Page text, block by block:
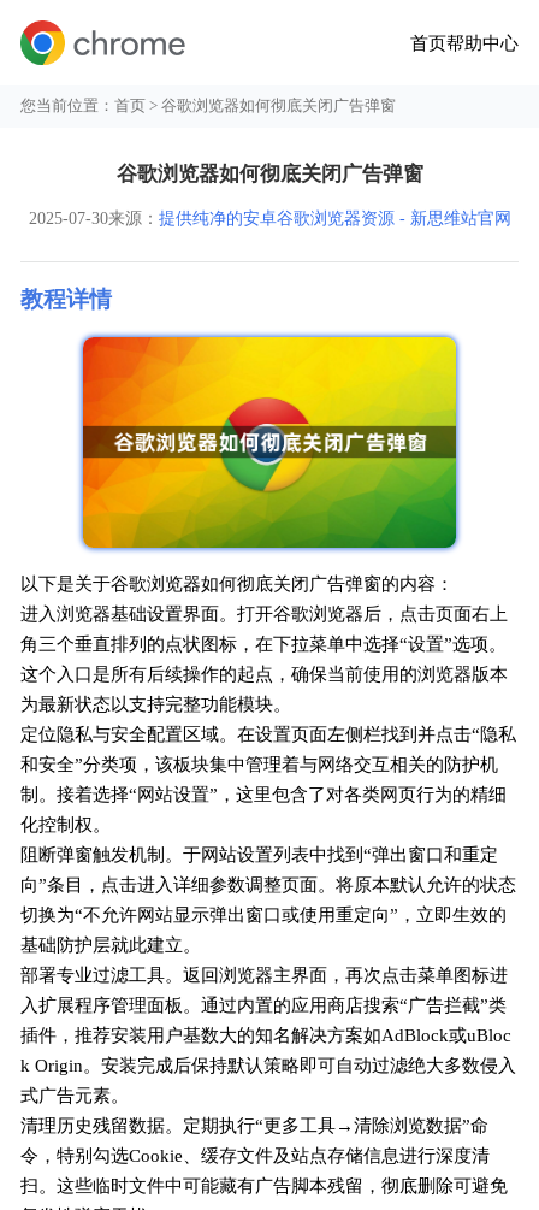
首页帮助中心
您当前位置：首页 > 谷歌浏览器如何彻底关闭广告弹窗
谷歌浏览器如何彻底关闭广告弹窗
2025-07-30来源： 提供纯净的安卓谷歌浏览器资源 - 新思维站官网
教程详情
以下是关于谷歌浏览器如何彻底关闭广告弹窗的内容：
进入浏览器基础设置界面。打开谷歌浏览器后，点击页面右上
角三个垂直排列的点状图标，在下拉菜单中选择“设置”选项。
这个入口是所有后续操作的起点，确保当前使用的浏览器版本
为最新状态以支持完整功能模块。
定位隐私与安全配置区域。在设置页面左侧栏找到并点击“隐私
和安全”分类项，该板块集中管理着与网络交互相关的防护机
制。接着选择“网站设置”，这里包含了对各类网页行为的精细
化控制权。
阻断弹窗触发机制。于网站设置列表中找到“弹出窗口和重定
向”条目，点击进入详细参数调整页面。将原本默认允许的状态
切换为“不允许网站显示弹出窗口或使用重定向”，立即生效的
基础防护层就此建立。
部署专业过滤工具。返回浏览器主界面，再次点击菜单图标进
入扩展程序管理面板。通过内置的应用商店搜索“广告拦截”类
插件，推荐安装用户基数大的知名解决方案如AdBlock或uBloc
k Origin。安装完成后保持默认策略即可自动过滤绝大多数侵入
式广告元素。
清理历史残留数据。定期执行“更多工具→清除浏览数据”命
令，特别勾选Cookie、缓存文件及站点存储信息进行深度清
扫。这些临时文件中可能藏有广告脚本残留，彻底删除可避免